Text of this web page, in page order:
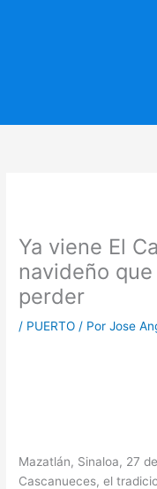
Ya viene El
navideño
perder
/ PUERTO / PorJose
Mazatlán, Sinaloa, 27
Cascanueces, el